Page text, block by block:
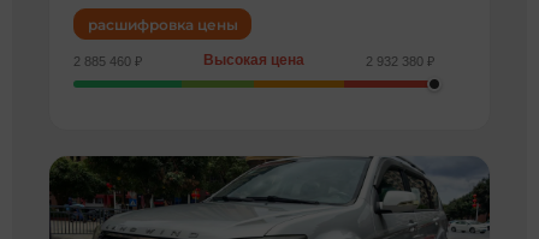
расшифровка цены
2 885 460 ₽ Высокая цена 2 932 380 ₽